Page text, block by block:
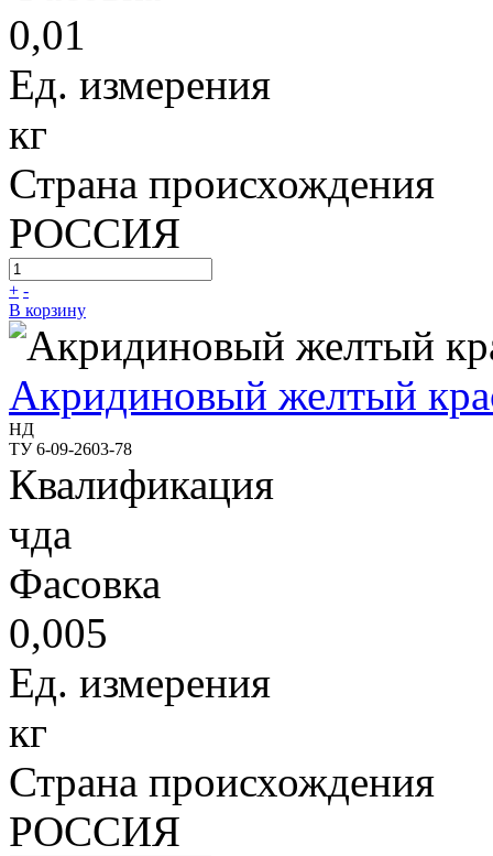
0,01
Ед. измерения
кг
Страна происхождения
РОССИЯ
+ -
В корзину
Акридиновый желтый
НД
ТУ 6-09-2603-78
Квалификация
чда
Фасовка
0,005
Ед. измерения
кг
Страна происхождения
РОССИЯ